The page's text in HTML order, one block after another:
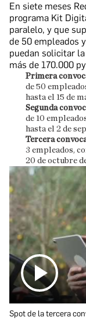
En siete meses
programa Kit
paralelo, y que
de 50 empleados
puedan solicitar
más de 170.000
Primera
de 50
hasta el 15 de
Segunda
de 10
hasta el 2 de
Tercera
3 empleados,
20 de octubre
Spot de la tercera